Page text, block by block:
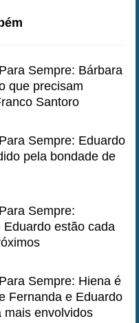
Sempre: Bárbara
que precisam
Santoro
Sempre: Eduardo
pela bondade de
Sempre:
Eduardo estão cada
Sempre: Hiena é
Fernanda e Eduardo
mais envolvidos